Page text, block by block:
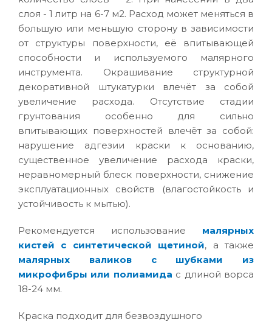
слоя - 1 литр на 6-7 м2. Расход может меняться в
большую или меньшую сторону в зависимости
от структуры поверхности, её впитывающей
способности и используемого малярного
инструмента. Окрашивание структурной
декоративной штукатурки влечёт за собой
увеличение расхода. Отсутствие стадии
грунтования особенно для сильно
впитывающих поверхностей влечёт за собой:
нарушение адгезии краски к основанию,
существенное увеличение расхода краски,
неравномерный блеск поверхности, снижение
эксплуатационных свойств (влагостойкость и
устойчивость к мытью).
Рекомендуется использование малярных
кистей с синтетической щетиной, а также
малярных валиков с шубками из
микрофибры или полиамида с длиной ворса
18-24 мм.
Краска подходит для безвоздушного